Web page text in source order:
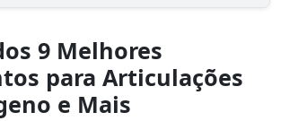
9 Melhores
para Articulações
e Mais